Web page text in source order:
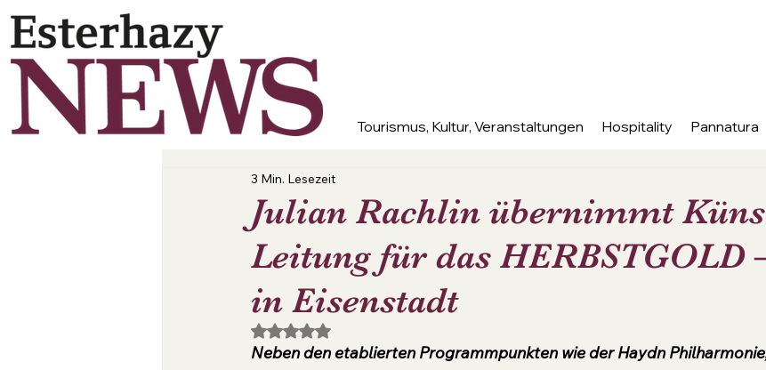
Tourismus, Kultur, Veranstaltungen Hospitality Pannatura
Julian Rachlin übernimmt
Leitung für das HERBSTGOLD
in Eisenstadt
3 Min. Lesezeit
Mit NaN von 5 Sternen bewertet.
Neben den etablierten Programmpunkten wie der Haydn